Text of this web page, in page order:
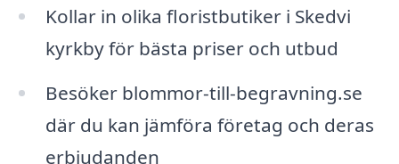
Kollar in olika floristbutiker i Skedvi
kyrkby för bästa priser och utbud
Besöker blommor-till-begravning.se
där du kan jämföra företag och deras
erbjudanden